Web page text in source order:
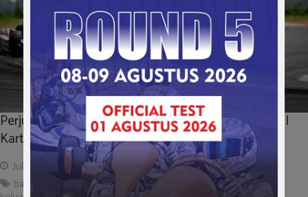
Perjuangan Oliver Rito Sini Raih Podium di Italian ACI
Karting Championship
July 13, 2024
ad
balap gokart italia ,gokart italian aci karting championship ,